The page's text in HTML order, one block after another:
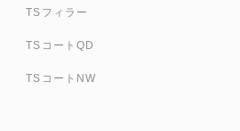
TSフィラー
TSコートQD
TSコートNW